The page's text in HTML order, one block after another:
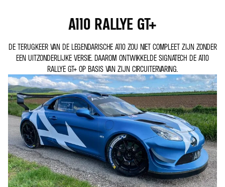
A110 RALLYE GT+
DE TERUGKEER VAN DE LEGENDARISCHE A110 ZOU NIET COMPLEET ZIJN ZONDER
EEN UITZONDERLIJKE VERSIE. DAAROM ONTWIKKELDE SIGNATECH DE A110
RALLYE GT+ OP BASIS VAN ZIJN CIRCUITERVARING.